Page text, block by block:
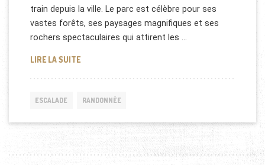
train depuis la ville. Le parc est célèbre pour ses
vastes forêts, ses paysages magnifiques et ses
rochers spectaculaires qui attirent les …
LIRE LA SUITERANDONNÉE ET ESCALADE AU PARC DE
ESCALADE RANDONNÉE